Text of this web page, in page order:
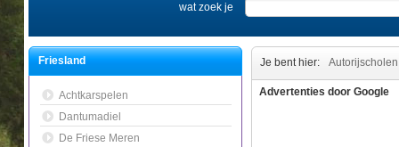
wat zoek je
Friesland
Achtkarspelen
Dantumadiel
De Friese Meren
Je bent hier: Autorijscholen
Advertenties door Google